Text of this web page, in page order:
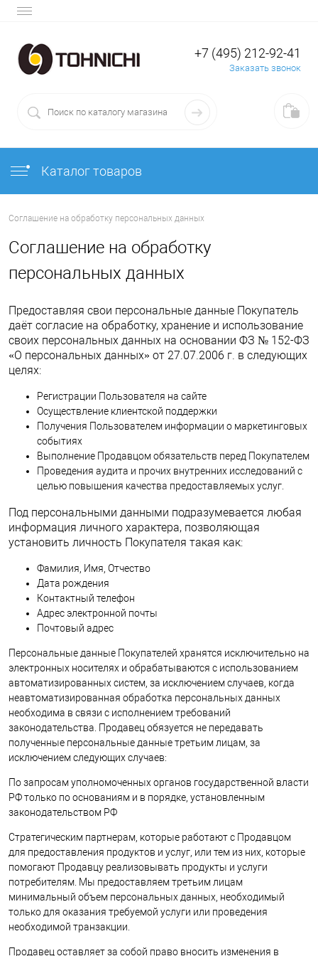
+7 (495) 212-92-41
Заказать звонок
Каталог товаров
Соглашение на обработку персональных данных
Соглашение на обработку
персональных данных
Предоставляя свои персональные данные Покупатель
даёт согласие на обработку, хранение и использование
своих персональных данных на основании ФЗ № 152-ФЗ
«О персональных данных» от 27.07.2006 г. в следующих
целях:
Регистрации Пользователя на сайте
Осуществление клиентской поддержки
Получения Пользователем информации о маркетинговых
событиях
Выполнение Продавцом обязательств перед Покупателем
Проведения аудита и прочих внутренних исследований с
целью повышения качества предоставляемых услуг.
Под персональными данными подразумевается любая
информация личного характера, позволяющая
установить личность Покупателя такая как:
Фамилия, Имя, Отчество
Дата рождения
Контактный телефон
Адрес электронной почты
Почтовый адрес
Персональные данные Покупателей хранятся исключительно на
электронных носителях и обрабатываются с использованием
автоматизированных систем, за исключением случаев, когда
неавтоматизированная обработка персональных данных
необходима в связи с исполнением требований
законодательства. Продавец обязуется не передавать
полученные персональные данные третьим лицам, за
исключением следующих случаев:
По запросам уполномоченных органов государственной власти
РФ только по основаниям и в порядке, установленным
законодательством РФ
Стратегическим партнерам, которые работают с Продавцом
для предоставления продуктов и услуг, или тем из них, которые
помогают Продавцу реализовывать продукты и услуги
потребителям. Мы предоставляем третьим лицам
минимальный объем персональных данных, необходимый
только для оказания требуемой услуги или проведения
необходимой транзакции.
Продавец оставляет за собой право вносить изменения в